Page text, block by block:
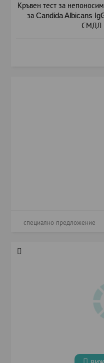
Кръвен тест за
за Candida Albicans
СМДЛ
специално предложение